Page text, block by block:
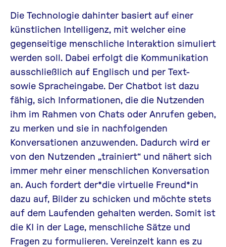
Die Technologie dahinter basiert auf einer
künstlichen Intelligenz, mit welcher eine
gegenseitige menschliche Interaktion simuliert
werden soll. Dabei erfolgt die Kommunikation
ausschließlich auf Englisch und per Text-
sowie Spracheingabe. Der Chatbot ist dazu
fähig, sich Informationen, die die Nutzenden
ihm im Rahmen von Chats oder Anrufen geben,
zu merken und sie in nachfolgenden
Konversationen anzuwenden. Dadurch wird er
von den Nutzenden „trainiert“ und nähert sich
immer mehr einer menschlichen Konversation
an. Auch fordert der*die virtuelle Freund*in
dazu auf, Bilder zu schicken und möchte stets
auf dem Laufenden gehalten werden. Somit ist
die KI in der Lage, menschliche Sätze und
Fragen zu formulieren. Vereinzelt kann es zu